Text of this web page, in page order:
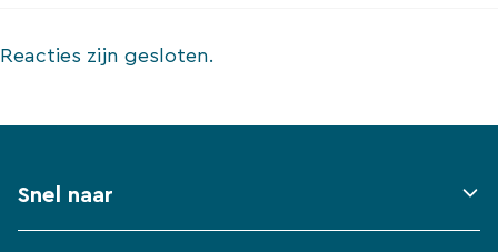
Reacties zijn gesloten.
Snel naar